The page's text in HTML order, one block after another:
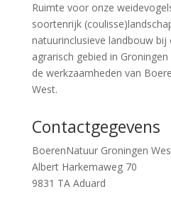
Ruimte voor onze
soortenrijk
natuurinclusieve landbouw bij
agrarisch gebied in
de werkzaamheden van
West.
Contactgegevens
BoerenNatuur Groningen
Albert Harkemaweg 70
9831 TA Aduard